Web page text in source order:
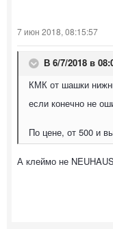
7 июн 2018, 08:15:57
В 6/7/2018 в
КМК от шашки
если конечно не
По цене, от 500 и
А клеймо не